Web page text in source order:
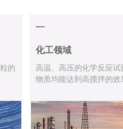
的
—
化工领域
高温、高压的化学反应
物质均能达到高搅拌的效